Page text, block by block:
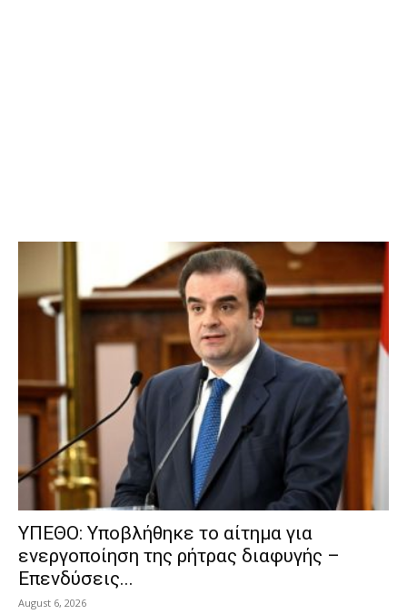
ΥΠΕΘΟ: Υποβλήθηκε το αίτημα για
ενεργοποίηση της ρήτρας διαφυγής –
Επενδύσεις...
August 6, 2026